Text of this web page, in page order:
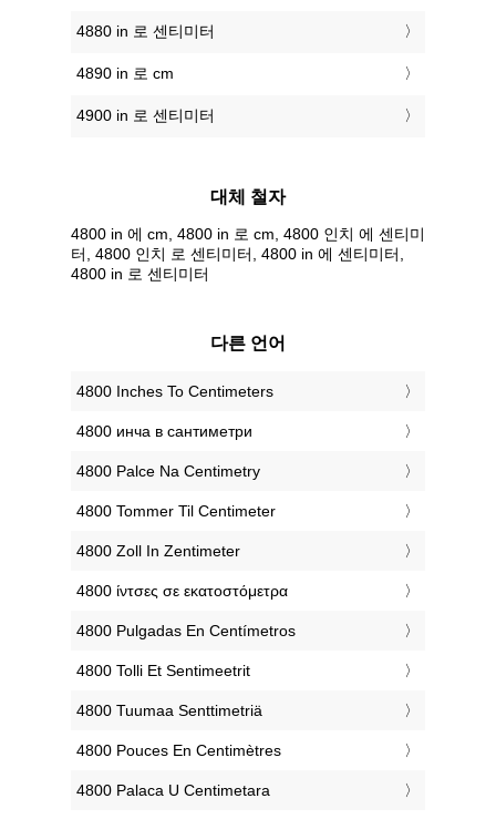
4880 in 로 센티미터
4890 in 로 cm
4900 in 로 센티미터
대체 철자
4800 in 에 cm, 4800 in 로 cm, 4800 인치 에 센티미
터, 4800 인치 로 센티미터, 4800 in 에 센티미터,
4800 in 로 센티미터
다른 언어
‎4800 Inches To Centimeters
‎4800 инча в сантиметри
‎4800 Palce Na Centimetry
‎4800 Tommer Til Centimeter
‎4800 Zoll In Zentimeter
‎4800 ίντσες σε εκατοστόμετρα
‎4800 Pulgadas En Centímetros
‎4800 Tolli Et Sentimeetrit
‎4800 Tuumaa Senttimetriä
‎4800 Pouces En Centimètres
‎4800 Palaca U Centimetara